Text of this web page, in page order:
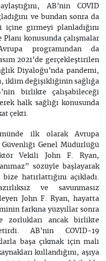
AB’nin COVID
ve bundan sonra da
girmeyi planladığını
Planı konusunda çalışmalar
programından da
2021’de gerçekleştirilen
Diyaloğu’nda pandemi,
iklim değişikliğinin sağlığa
birlikte çalışabileceği
halk sağlığı konusunda
çekti.
ilk olarak Avrupa
Güvenliği Genel Müdürlüğü
Vekili John F. Ryan,
sözüyle başlayarak
hatırlattığını açıkladı.
ve savunmasız
John F. Ryan, hayatta
farkına yüzyıllar sonra
zorlukları ancak birlikte
AB’nin COVID-19
başa çıkmak için mali
kullandığını, aşıya